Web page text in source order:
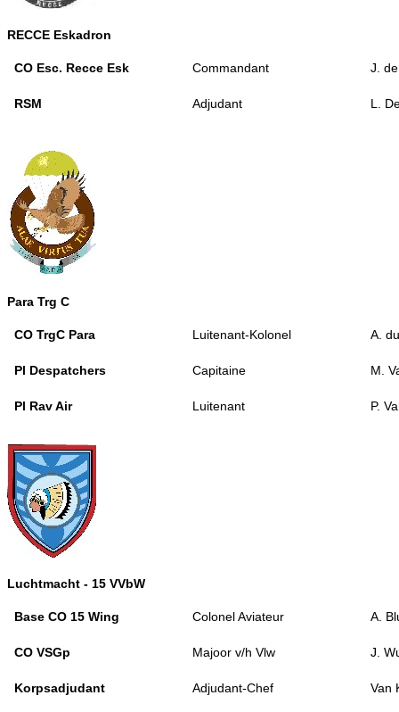
RECCE Eskadron
CO Esc. Recce Esk Commandant J.
RSM Adjudant L.
Para Trg C
CO TrgC Para Luitenant-Kolonel A.
Pl Despatchers Capitaine M.
Pl Rav Air Luitenant P.
Luchtmacht - 15 VVbW
Base CO 15 Wing Colonel Aviateur A.
CO VSGp Majoor v/h Vlw J.
Korpsadjudant Adjudant-Chef Van